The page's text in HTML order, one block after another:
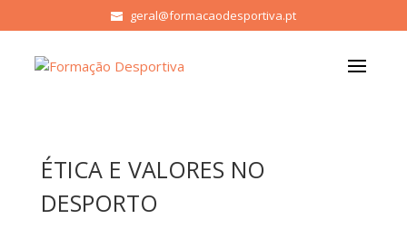
geral@formacaodesportiva.pt
ÉTICA E VALORES NO
DESPORTO